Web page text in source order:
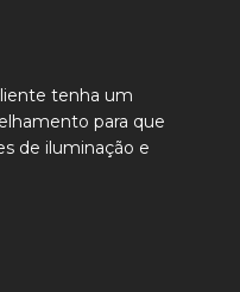
tenha um
para que
de iluminação e